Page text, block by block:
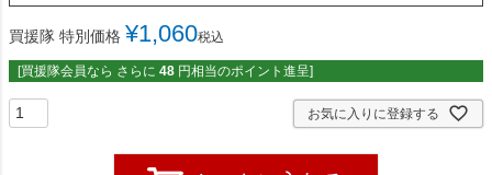
買援隊 特別価格 ¥1,060税込
[買援隊会員なら さらに 48 円相当のポイント進呈]
お気に入りに登録する